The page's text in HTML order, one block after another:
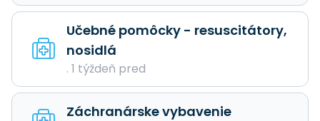
Učebné pomôcky - resuscitátory,
nosidlá
. 1 týždeň pred
Záchranárske vybavenie